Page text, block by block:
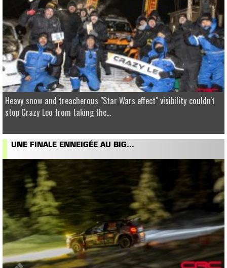
Heavy snow and treacherous "Star Wars effect" visibility couldn't
stop Crazy Leo from taking the...
UNE FINALE ENNEIGÉE AU BIG...